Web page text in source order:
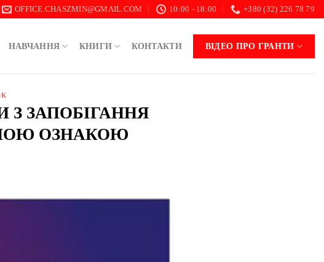
OFFICE.CHASZMIN@GMAIL.COM 10:00 - 18:00 +380 (32) 226 78 79
НАВЧАННЯ КНИГИ КОНТАКТИ ВІДЕО ПРО ГРАНТИ
З ЗАПОБІГАННЯ
ОЗНАКОЮ